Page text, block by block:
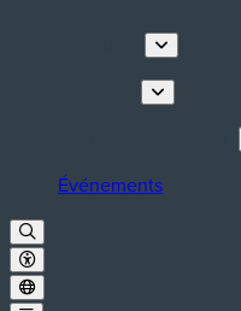
Événements